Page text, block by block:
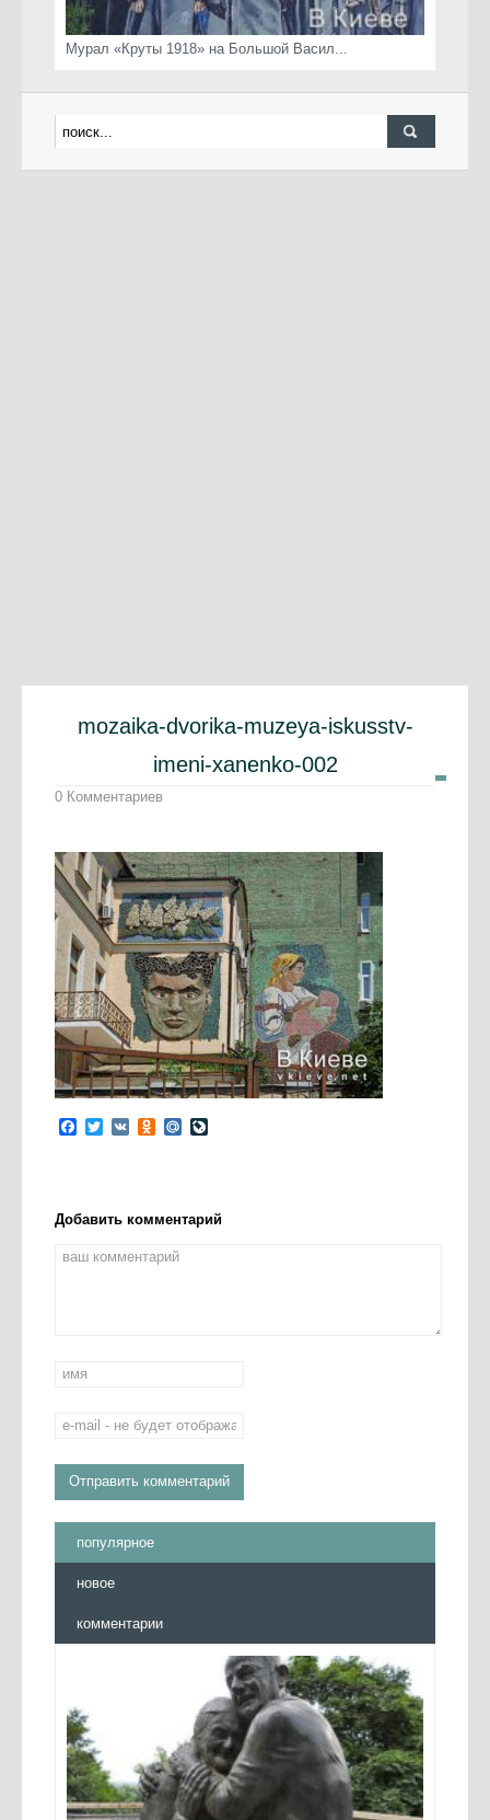
Мурал «Круты 1918» на Большой Васил...
mozaika-dvorika-muzeya-iskusstv-
imeni-xanenko-002
0 Комментариев
Facebook
Twitter
VK Odnoklassniki
Mail.Ru
Добавить комментарий
популярное
новое
комментарии